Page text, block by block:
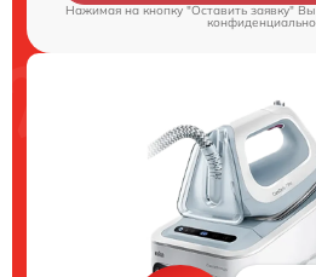
Нажимая на кнопку "Оставить заявку"